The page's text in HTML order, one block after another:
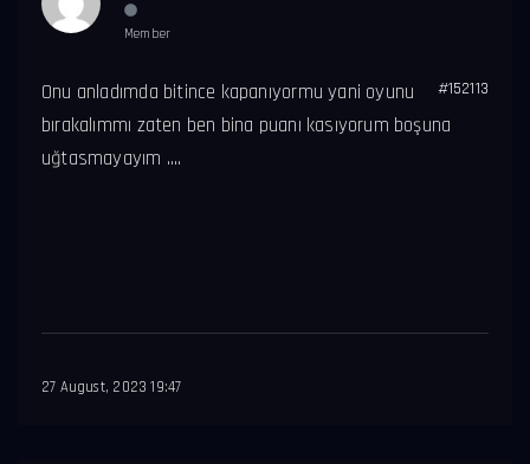
Member
#152113
Onu anladımda bitince kapanıyormu yani oyunu
bırakalımmı zaten ben bina puanı kasıyorum boşuna
uğtasmayayım ....
27 August, 2023 19:47